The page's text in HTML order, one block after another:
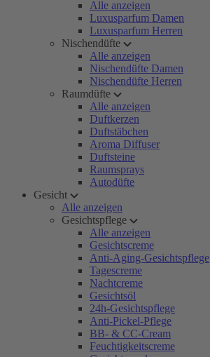
Alle anzeigen
Luxusparfum Damen
Luxusparfum Herren
Nischendüfte
Alle anzeigen
Nischendüfte Damen
Nischendüfte Herren
Raumdüfte
Alle anzeigen
Duftkerzen
Duftstäbchen
Aroma Diffuser
Duftsteine
Raumsprays
Autodüfte
Gesicht
Alle anzeigen
Gesichtspflege
Alle anzeigen
Gesichtscreme
Anti-Aging-Gesichtspflege
Tagescreme
Nachtcreme
Gesichtsöl
24h-Gesichtspflege
Anti-Pickel-Pflege
BB- & CC-Cream
Feuchtigkeitscreme